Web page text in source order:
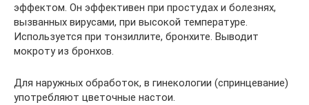
эффектом. Он эффективен при простудах и болезнях,
вызванных вирусами, при высокой температуре.
Используется при тонзиллите, бронхите. Выводит
мокроту из бронхов.
Для наружных обработок, в гинекологии (спринцевание)
употребляют цветочные настои.